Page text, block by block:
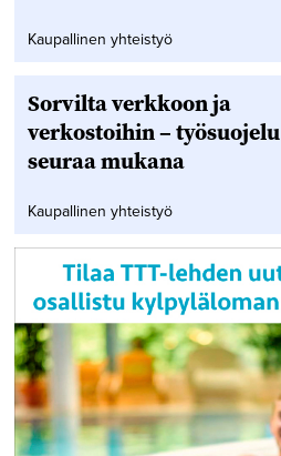
Kaupallinen yhteistyö
Sorvilta verkkoon ja
verkostoihin – työsuojelu
seuraa mukana
Kaupallinen yhteistyö